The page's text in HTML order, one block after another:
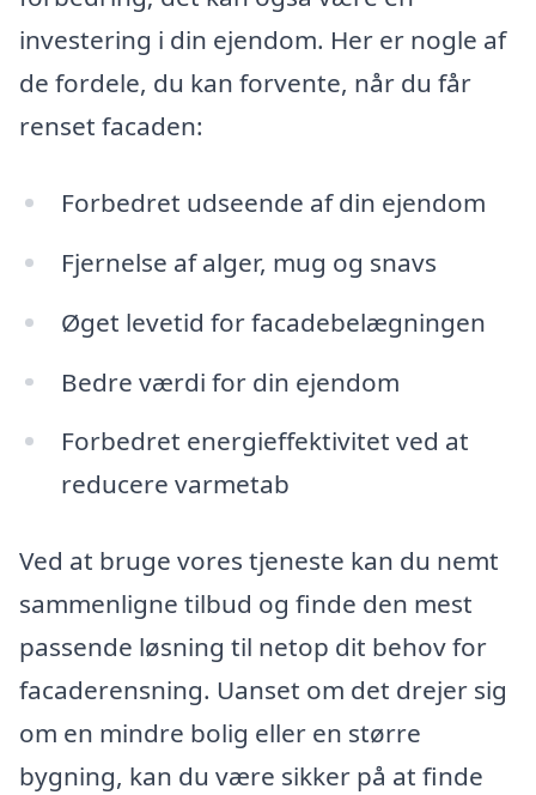
investering i din ejendom. Her er nogle af
de fordele, du kan forvente, når du får
renset facaden:
Forbedret udseende af din ejendom
Fjernelse af alger, mug og snavs
Øget levetid for facadebelægningen
Bedre værdi for din ejendom
Forbedret energieffektivitet ved at
reducere varmetab
Ved at bruge vores tjeneste kan du nemt
sammenligne tilbud og finde den mest
passende løsning til netop dit behov for
facaderensning. Uanset om det drejer sig
om en mindre bolig eller en større
bygning, kan du være sikker på at finde